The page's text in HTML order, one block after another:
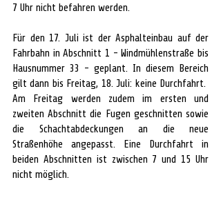
7 Uhr nicht befahren werden.
Für den 17. Juli ist der Asphalteinbau auf der
Fahrbahn in Abschnitt 1 - Windmühlenstraße bis
Hausnummer 33 - geplant. In diesem Bereich
gilt dann bis Freitag, 18. Juli: keine Durchfahrt.
Am Freitag werden zudem im ersten und
zweiten Abschnitt die Fugen geschnitten sowie
die Schachtabdeckungen an die neue
Straßenhöhe angepasst. Eine Durchfahrt in
beiden Abschnitten ist zwischen 7 und 15 Uhr
nicht möglich.